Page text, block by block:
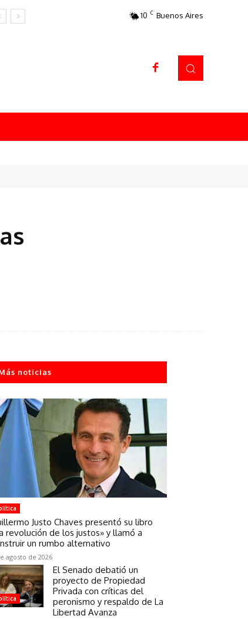
10 C Buenos Aires
noticias
Justo Chaves presentó su libro
revolución de los justos» y llamó a
un rumbo alternativo
agosto de 2026
El Senado debatió un
proyecto de Propiedad
Privada con críticas del
peronismo y respaldo de La
Libertad Avanza